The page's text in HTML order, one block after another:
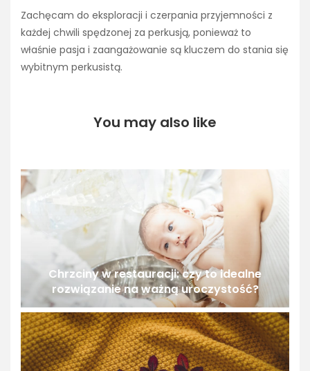
Zachęcam do eksploracji i czerpania przyjemności z
każdej chwili spędzonej za perkusją, ponieważ to
właśnie pasja i zaangażowanie są kluczem do stania się
wybitnym perkusistą.
You may also like
Chrzciny w restauracji: czy to idealne
rozwiązanie na ważną uroczystość?